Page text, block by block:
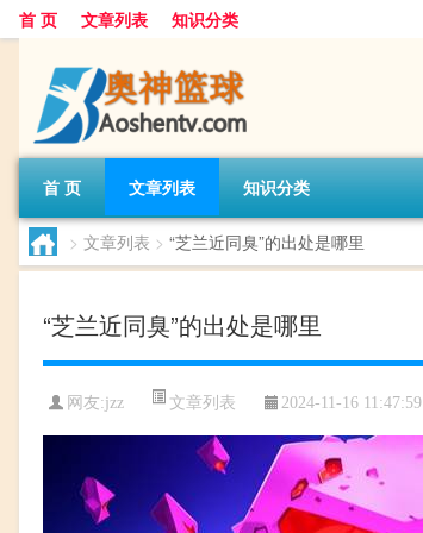
首 页 文章列表 知识分类
首 页 文章列表 知识分类
> 文章列表 > “芝兰近同臭”的出处是哪里
“芝兰近同臭”的出处是哪里
网友:jzz 文章列表 2024-11-16 11:47:59